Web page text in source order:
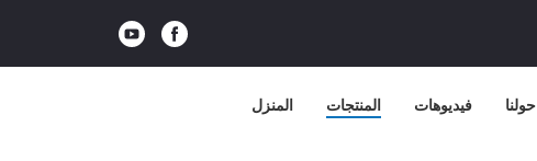
المنزل المنتجات فيديوهات حولنا